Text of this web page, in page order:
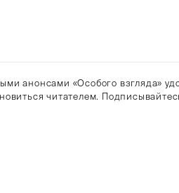
анонсами «Особого взгляда»
читателем.